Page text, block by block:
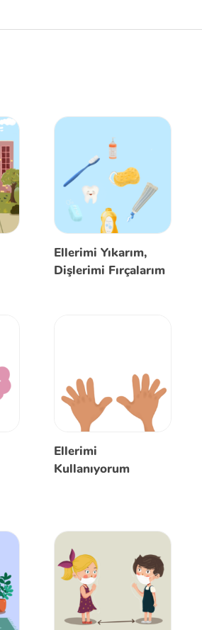
Ellerimi Yıkarım,
Dişlerimi Fırçalarım
Ellerimi
Kullanıyorum